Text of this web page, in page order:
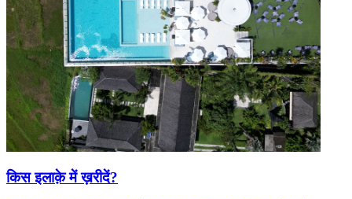
किस इलाक़े में ख़रीदें?